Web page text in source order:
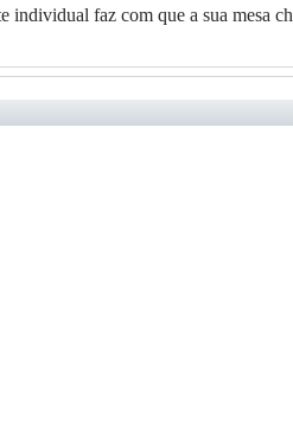
individual faz com que a sua mesa